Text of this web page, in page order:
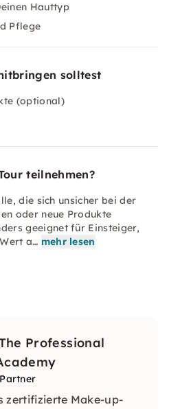
Hauttyp
Pflege
solltest
(optional)
teilnehmen?
die sich unsicher bei der
oder neue Produkte
geeignet für Einsteiger,
a… mehr lesen
Professional
zertifizierte Make-up-